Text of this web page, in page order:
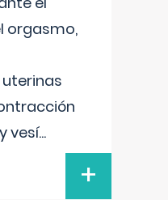
orgasmo,
vesí...
+